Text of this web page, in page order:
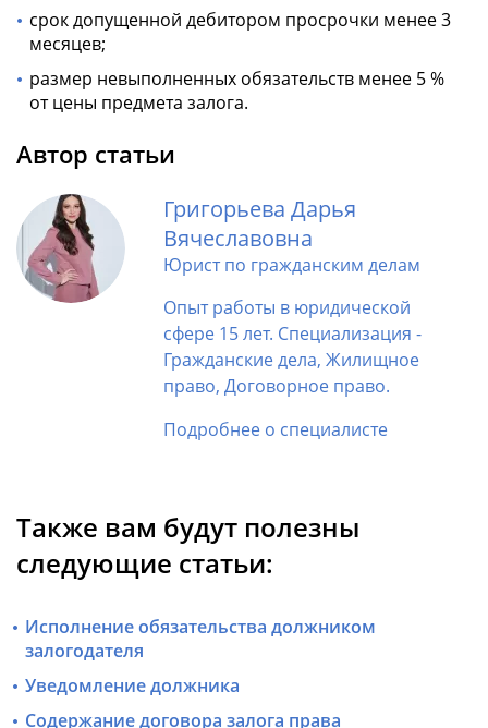
срок допущенной дебитором просрочки менее 3
месяцев;
размер невыполненных обязательств менее 5 %
от цены предмета залога.
Автор статьи
Григорьева Дарья
Вячеславовна
Юрист по гражданским делам
Опыт работы в юридической
сфере 15 лет. Специализация -
Гражданские дела, Жилищное
право, Договорное право.
Подробнее о специалисте
Также вам будут полезны
следующие статьи:
Исполнение обязательства должником
залогодателя
Уведомление должника
Содержание договора залога права